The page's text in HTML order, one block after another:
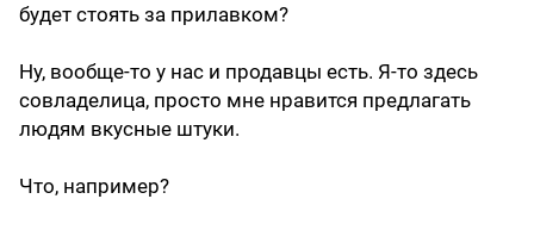
будет стоять за прилавком?
Ну, вообще-то у нас и продавцы есть. Я-то здесь
совладелица, просто мне нравится предлагать
людям вкусные штуки.
Что, например?